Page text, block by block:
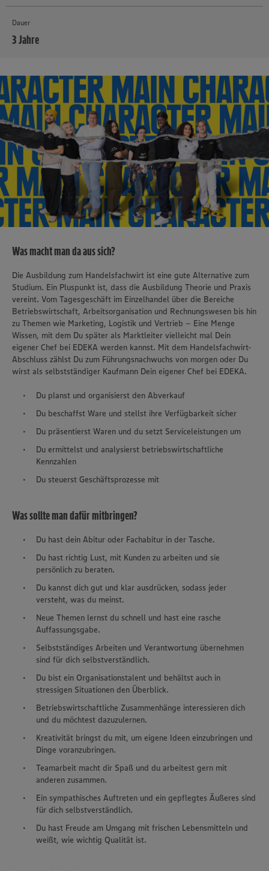
Dauer
3 Jahre
Was macht man da aus sich?
Die Ausbildung zum Handelsfachwirt ist eine gute Alternative zum
Studium. Ein Pluspunkt ist, dass die Ausbildung Theorie und Praxis
vereint. Vom Tagesgeschäft im Einzelhandel über die Bereiche
Betriebswirtschaft, Arbeitsorganisation und Rechnungswesen bis hin
zu Themen wie Marketing, Logistik und Vertrieb – Eine Menge
Wissen, mit dem Du später als Marktleiter vielleicht mal Dein
eigener Chef bei EDEKA werden kannst. Mit dem Handelsfachwirt-
Abschluss zählst Du zum Führungsnachwuchs von morgen oder Du
wirst als selbstständiger Kaufmann Dein eigener Chef bei EDEKA.
Du planst und organisierst den Abverkauf
Du beschaffst Ware und stellst ihre Verfügbarkeit sicher
Du präsentierst Waren und du setzt Serviceleistungen um
Du ermittelst und analysierst betriebswirtschaftliche
Kennzahlen
Du steuerst Geschäftsprozesse mit
Was sollte man dafür mitbringen?
Du hast dein Abitur oder Fachabitur in der Tasche.
Du hast richtig Lust, mit Kunden zu arbeiten und sie
persönlich zu beraten.
Du kannst dich gut und klar ausdrücken, sodass jeder
versteht, was du meinst.
Neue Themen lernst du schnell und hast eine rasche
Auffassungsgabe.
Selbstständiges Arbeiten und Verantwortung übernehmen
sind für dich selbstverständlich.
Du bist ein Organisationstalent und behältst auch in
stressigen Situationen den Überblick.
Betriebswirtschaftliche Zusammenhänge interessieren dich
und du möchtest dazuzulernen.
Kreativität bringst du mit, um eigene Ideen einzubringen und
Dinge voranzubringen.
Teamarbeit macht dir Spaß und du arbeitest gern mit
anderen zusammen.
Ein sympathisches Auftreten und ein gepflegtes Äußeres sind
für dich selbstverständlich.
Du hast Freude am Umgang mit frischen Lebensmitteln und
weißt, wie wichtig Qualität ist.